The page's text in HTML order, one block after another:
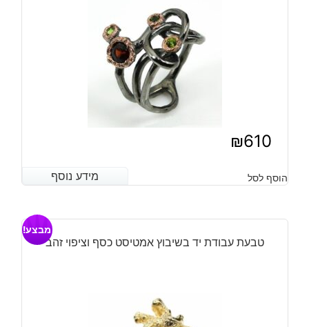
כסף
וציפוי
זהב
₪610
מידע נוסף הוסף לסל מידע נוסף
טבעת עבודת יד בשיבוץ אמטיסט כסף וציפוי זהב
מבצע!